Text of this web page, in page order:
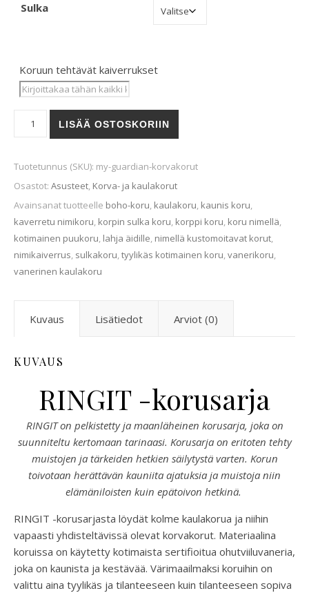
Sulka
Koruun tehtävät kaiverrukset
RINGIT- My guardian (korvakorut) määrä
LISÄÄ OSTOSKORIIN
Tuotetunnus (SKU): my-guardian-korvakorut
Osastot: Asusteet, Korva- ja kaulakorut
Avainsanat tuotteelle boho-koru, kaulakoru, kaunis koru,
kaverretu nimikoru, korpin sulka koru, korppi koru, koru nimellä,
kotimainen puukoru, lahja äidille, nimellä kustomoitavat korut,
nimikaiverrus, sulkakoru,tyylikäs kotimainen koru,vanerikoru,
vanerinen kaulakoru
Kuvaus Lisätiedot Arviot (0)
KUVAUS
RINGIT -korusarja
RINGIT on pelkistetty ja maanläheinen korusarja, joka on
suunniteltu kertomaan tarinaasi. Korusarja on eritoten tehty
muistojen ja tärkeiden hetkien säilytystä varten. Korun
toivotaan herättävän kauniita ajatuksia ja muistoja niin
elämäniloisten kuin epätoivon hetkinä.
RINGIT -korusarjasta löydät kolme kaulakorua ja niihin
vapaasti yhdisteltävissä olevat korvakorut. Materiaalina
koruissa on käytetty kotimaista sertifioitua ohutviiluvaneria,
joka on kaunista ja kestävää. Värimaailmaksi koruihin on
valittu aina tyylikäs ja tilanteeseen kuin tilanteeseen sopiva